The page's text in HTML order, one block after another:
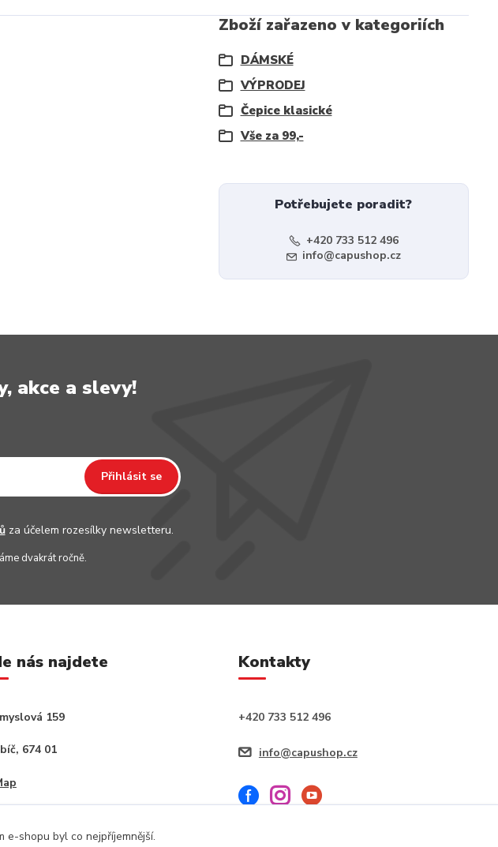
Zboží zařazeno v kategoriích
DÁMSKÉ
VÝPRODEJ
Čepice klasické
Vše za 99,-
Potřebujete poradit?
+420 733 512 496
info@capushop.cz
akce a slevy!
Přihlásit se
za účelem rozesílky newsletteru.
dvakrát ročně.
nás najdete
159
674 01
Kontakty
+420 733 512 496
info@capushop.cz
e-shopu byl co nejpříjemnější.